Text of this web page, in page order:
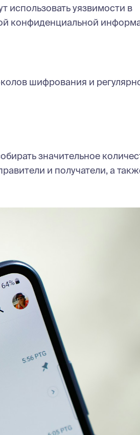
использовать уязвимости в
конфиденциальной
шифрования и
значительное
и получатели, а